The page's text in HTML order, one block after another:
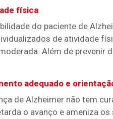
física
do paciente de
de atividade
Além de prevenir
adequado e
de Alzheimer não tem
o avanço e ameniza